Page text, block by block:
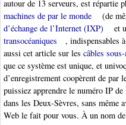
autour de 13 serveurs, est répartie
machines de par le monde
(de
d’échange de l’Internet (IXP)
et
transocéaniques
, indispensables
aussi cet article sur les câbles
que ce système est unique, et
d’enregistrement coopèrent de par
puissiez apprendre le numéro IP
dans les Deux-Sèvres, sans même
Web le fait pour vous. À un nom